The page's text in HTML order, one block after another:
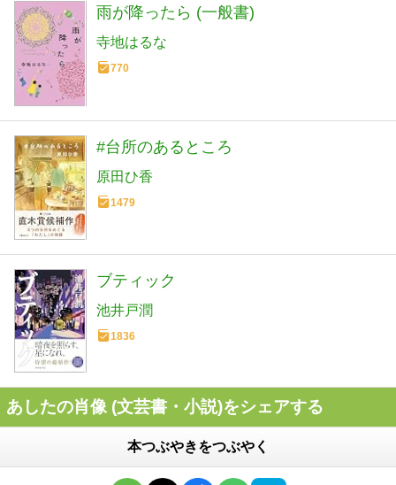
雨が降ったら (一般書)
寺地はるな
770
#台所のあるところ
原田ひ香
1479
ブティック
池井戸潤
1836
あしたの肖像 (文芸書・小説)をシェアする
本つぶやきをつぶやく